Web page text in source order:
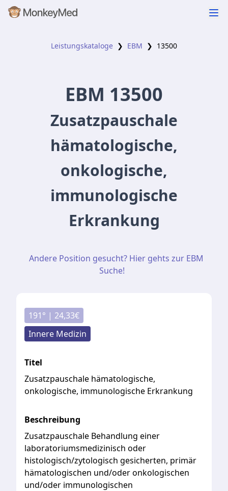
Leistungskataloge ❯ EBM ❯ 13500
EBM 13500
Zusatzpauschale
hämatologische,
onkologische,
immunologische
Erkrankung
Andere Position gesucht? Hier gehts zur EBM
Suche!
191° | 24,33€
Innere Medizin
Titel
Zusatzpauschale hämatologische,
onkologische, immunologische Erkrankung
Beschreibung
Zusatzpauschale Behandlung einer
laboratoriumsmedizinisch oder
histologisch/zytologisch gesicherten, primär
hämatologischen und/oderonkologischen
und/oder immunologischen